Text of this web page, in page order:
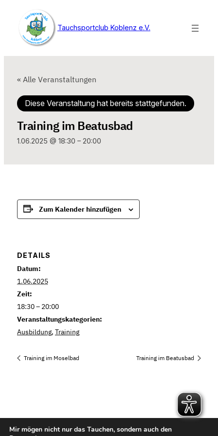
Tauchsportclub Koblenz e.V.
« Alle Veranstaltungen
Diese Veranstaltung hat bereits stattgefunden.
Training im Beatusbad
1.06.2025 @ 18:30 – 20:00
Zum Kalender hinzufügen
DETAILS
Datum:
1.06.2025
Zeit:
18:30 – 20:00
Veranstaltungskategorien:
Ausbildung, Training
Training im Moselbad Training im Beatusbad
Mir mögen nicht nur das Tauchen, sondern auch den